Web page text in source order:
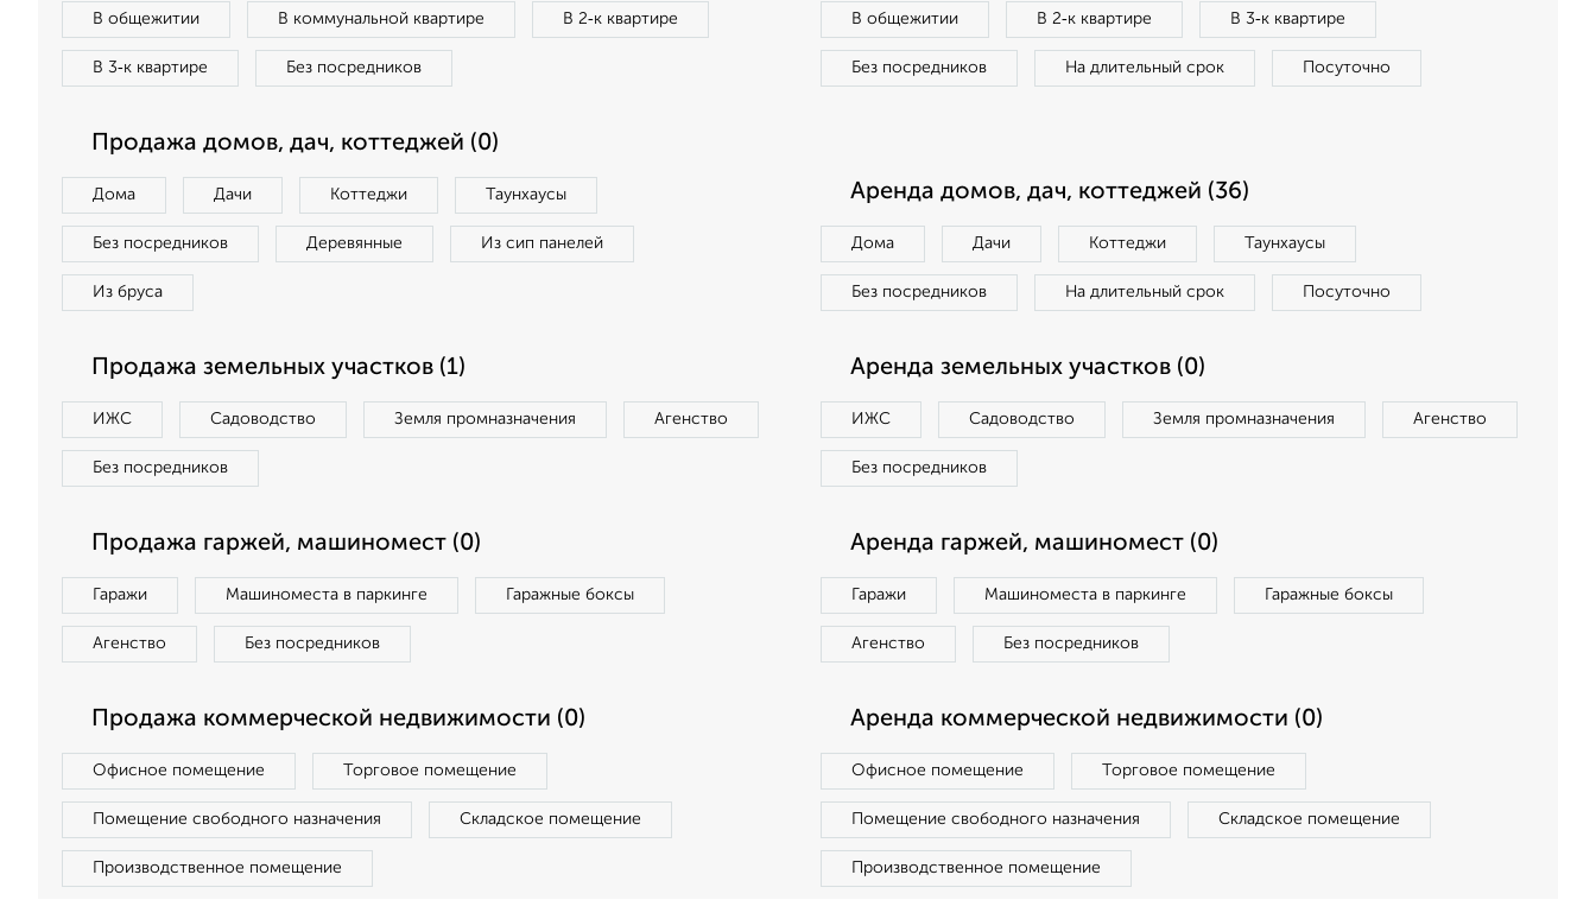
В общежитии В коммунальной квартире В 2‑к квартире
В 3‑к квартире Без посредников
В общежитии В 2‑к квартире В 3‑к квартире
Без посредников На длительный срок Посуточно
Продажа домов, дач, коттеджей (0)
Дома Дачи Коттеджи Таунхаусы
Без посредников Деревянные Из сип панелей
Из бруса
Аренда домов, дач, коттеджей (36)
Дома Дачи Коттеджи Таунхаусы
Без посредников На длительный срок Посуточно
Продажа земельных участков (1)
ИЖС Садоводство Земля промназначения Агенство
Без посредников
Аренда земельных участков (0)
ИЖС Садоводство Земля промназначения Агенство
Без посредников
Продажа гаржей, машиномест (0)
Гаражи Машиноместа в паркинге Гаражные боксы
Агенство Без посредников
Аренда гаржей, машиномест (0)
Гаражи Машиноместа в паркинге Гаражные боксы
Агенство Без посредников
Продажа коммерческой недвижимости (0)
Офисное помещение Торговое помещение
Помещение свободного назначения Складское помещение
Производственное помещение
Аренда коммерческой недвижимости (0)
Офисное помещение Торговое помещение
Помещение свободного назначения Складское помещение
Производственное помещение